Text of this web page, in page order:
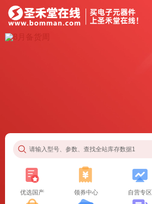
请输入型号、参数、查找全站库存数据1
优选国产 领券中心 自营专区